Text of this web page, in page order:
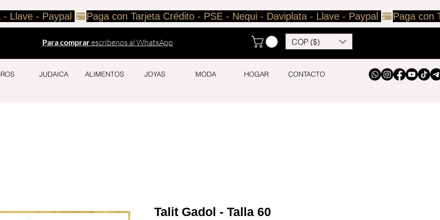
Para comprarescríbenos al WhatsApp COP ($)
Llave - Paypal
JUDAICA ALIMENTOS JOYAS MODA HOGAR CONTACTO
Talit Gadol - Talla 60